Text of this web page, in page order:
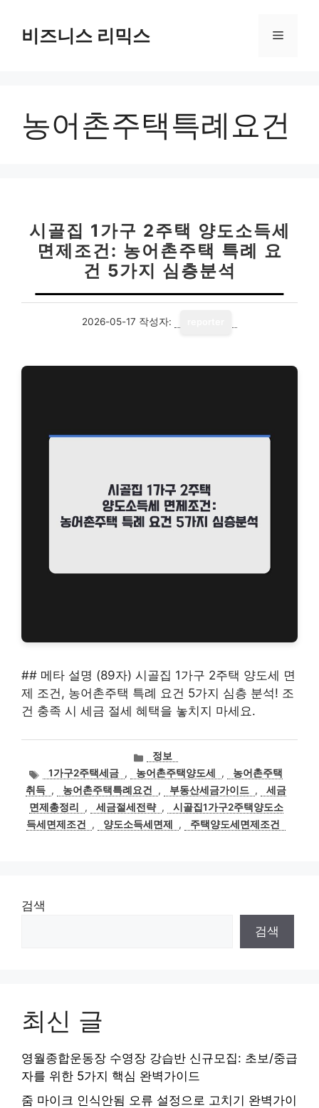
비즈니스 리믹스 메
농어촌주택특례요건
시골집 1가구 2주택 양도소득세
면제조건: 농어촌주택 특례 요
건 5가지 심층분석
2026-05-17 작성자:
## 메타 설명 (89자) 시골집 1가구 2주택 양도세 면
제 조건, 농어촌주택 특례 요건 5가지 심층 분석! 조
건 충족 시 세금 절세 혜택을 놓치지 마세요.
카
테
고
리
정보
태
그
1가구2주택세금 , 농어촌주택양도세 ,
농어촌주택
취득 , 농어촌주택특례요건 , 부동산세금가이드 ,
세금
면제총정리
, 세금절세전략 ,
시골집1가구2주택양도소
득세면제조건
, 양도소득세면제 , 주택양도세면제조건
검색
검색
최신 글
영월종합운동장 수영장 강습반 신규모집: 초보/중급
자를 위한 5가지 핵심 완벽가이드
줌 마이크 인식안됨 오류 설정으로 고치기 완벽가이